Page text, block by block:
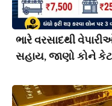
ભારે વરસાદથી
સહાય, જાણો કોને